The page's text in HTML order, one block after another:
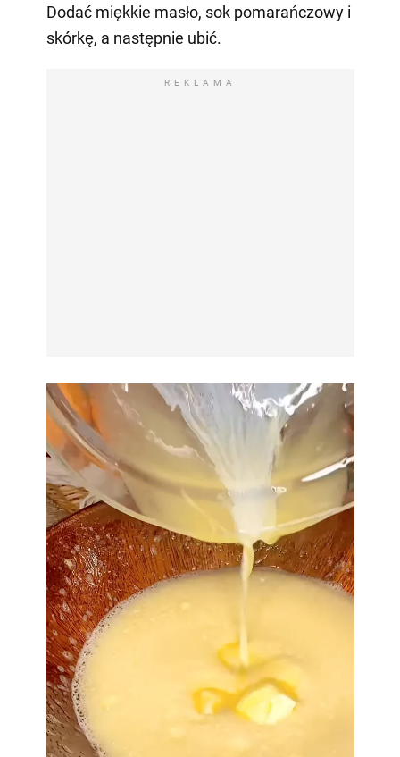
Dodać miękkie masło, sok pomarańczowy i
skórkę, a następnie ubić.
REKLAMA